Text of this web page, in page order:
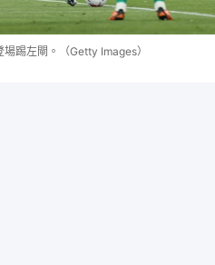
踢左閘。（Getty Images）